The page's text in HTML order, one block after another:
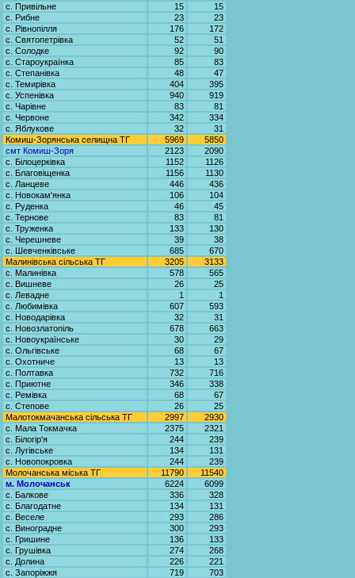
с. Привільне
15
15
с. Рибне
23
23
с. Рівнопілля
176
172
с. Святопетрівка
52
51
с. Солодке
92
90
с. Староукраїнка
85
83
с. Степанівка
48
47
с. Темирівка
404
395
с. Успенівка
940
919
с. Чарівне
83
81
с. Червоне
342
334
с. Яблукове
32
31
Комиш-Зорянська селищна ТГ
5969
5850
смт Комиш-Зоря
2123
2090
с. Білоцерківка
1152
1126
с. Благовіщенка
1156
1130
с. Ланцеве
446
436
с. Новокам'янка
106
104
с. Руденка
46
45
с. Тернове
83
81
с. Труженка
133
130
с. Черешневе
39
38
с. Шевченківське
685
670
Малинівська сільська ТГ
3205
3133
с. Малинівка
578
565
с. Вишневе
26
25
с. Левадне
1
1
с. Любимівка
607
593
с. Новодарівка
32
31
с. Новозлатопіль
678
663
с. Новоукраїнське
30
29
с. Ольгівське
68
67
с. Охотниче
13
13
с. Полтавка
732
716
с. Приютне
346
338
с. Ремівка
68
67
с. Степове
26
25
Малотокмачанська сільська ТГ
2997
2930
с. Мала Токмачка
2375
2321
с. Білогір'я
244
239
с. Лугівське
134
131
с. Новопокровка
244
239
Молочанська міська ТГ
11790
11540
м. Молочанськ
6224
6099
с. Балкове
336
328
с. Благодатне
134
131
с. Веселе
293
286
с. Виноградне
300
293
с. Гришине
136
133
с. Грушівка
274
268
с. Долина
226
221
с. Запоріжжя
719
703